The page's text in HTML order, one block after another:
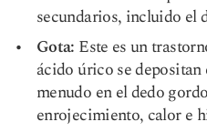
secundarios, incluido el
Gota: Este es un
ácido úrico se
menudo en el dedo
enrojecimiento, calor e